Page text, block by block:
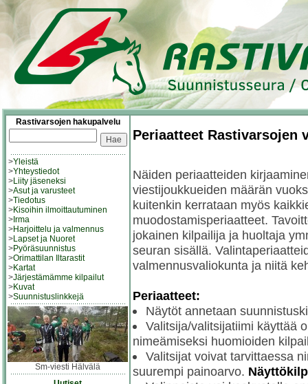
Rastivarsojen hakupalvelu
>Yleistä
>Yhteystiedot
>Liity jäseneksi
>Asut ja varusteet
>Tiedotus
>Kisoihin ilmoittautuminen
> Irma
>Harjoittelu ja valmennus
>Lapset ja Nuoret
>Pyöräsuunnistus
>Orimattilan Iltarastit
>Kartat
>Järjestämämme kilpailut
>Kuvat
>Suunnistuslinkkejä
Sm-viesti Hälvälä
Periaatteet Rastivarsojen
Näiden periaatteiden
viestijoukkueiden määrän
kuitenkin kerrataan myös
muodostamisperiaatteet.
jokainen kilpailija ja huoltaja
seuran sisällä.
valmennusvaliokunta ja niitä
Periaatteet:
Näytöt annetaan
Valitsija/valitsijatiimi käyttää
nimeämiseksi huomioiden
Valitsijat voivat tarvittaessa
suurempi painoarvo.